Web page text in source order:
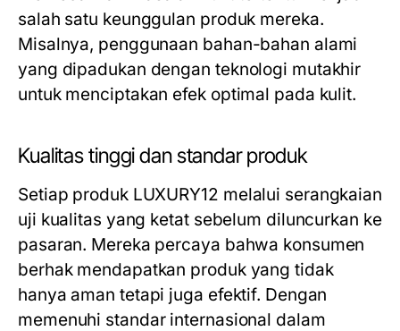
salah satu keunggulan produk mereka.
Misalnya, penggunaan bahan-bahan alami
yang dipadukan dengan teknologi mutakhir
untuk menciptakan efek optimal pada kulit.
Kualitas tinggi dan standar produk
Setiap produk LUXURY12 melalui serangkaian
uji kualitas yang ketat sebelum diluncurkan ke
pasaran. Mereka percaya bahwa konsumen
berhak mendapatkan produk yang tidak
hanya aman tetapi juga efektif. Dengan
memenuhi standar internasional dalam